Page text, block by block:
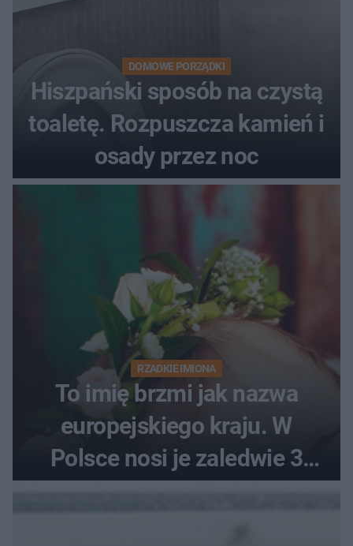
DOMOWE PORZĄDKI
Hiszpański sposób na czystą
toaletę. Rozpuszcza kamień i
osady przez noc
RZADKIE IMIONA
To imię brzmi jak nazwa
europejskiego kraju. W
Polsce nosi je zaledwie 3
kobiety